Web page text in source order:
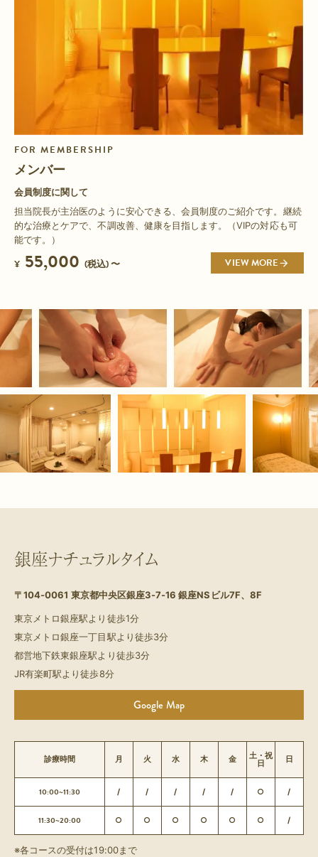
FOR MEMBERSHIP
メンバー
会員制度に関して
担当院長が主治医のように安心できる、会員制度のご紹介です。継続
的な治療とケアで、不調改善、健康を目指します。（VIPの対応も可
能です。）
¥ 55,000 (税込) 〜 VIEW MORE
銀座ナチュラルタイム
〒104-0061 東京都中央区銀座3-7-16 銀座NSビル7F、8F
東京メトロ銀座駅より徒歩1分
東京メトロ銀座一丁目駅より徒歩3分
都営地下鉄東銀座駅より徒歩3分
JR有楽町駅より徒歩8分
Google Map
診療時間 月 火 水 木 金 土・祝
日 日
10:00~11:30 / / / / / ○ /
11:30~20:00 ○ ○ ○ ○ ○ ○ /
※各コースの受付は19:00まで